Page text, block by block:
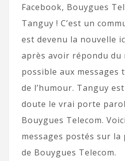
Facebook, Bouygues
Tanguy ! C’est un
est devenu la nouvelle
après avoir répondu du
possible aux messages
de l’humour. Tanguy
doute le vrai porte
Bouygues Telecom.
messages postés sur la
de Bouygues Telecom.